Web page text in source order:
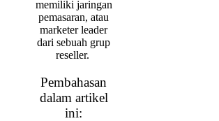
memiliki jaringan
pemasaran, atau
marketer leader
dari sebuah grup
reseller.
Pembahasan
dalam artikel
ini: